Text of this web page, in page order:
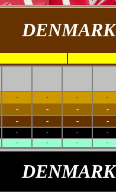
DENMARK
- - - -
- - - -
- - - -
- - - -
- - - -
DENMARK